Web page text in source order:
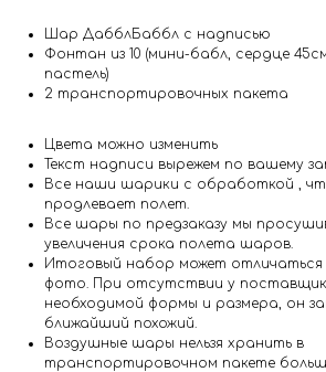
Шар ДабблБаббл с надписью
Фонтан из 10 (мини-бабл, сердце
пастель)
2 транспортировочных пакета
Цвета можно изменить
Текст надписи вырежем по вашему
Все наши шарики с обработкой ,
продлевает полет.
Все шары по предзаказу мы
увеличения срока полета шаров.
Итоговый набор может
фото. При отсутствии у
необходимой формы и размера, он
ближайший похожий.
Воздушные шары нельзя хранить в
транспортировочном пакете